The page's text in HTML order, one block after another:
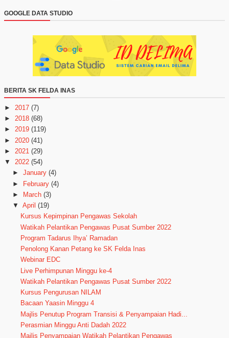
GOOGLE DATA STUDIO
BERITA SK FELDA INAS
► 2017 (7)
► 2018 (68)
► 2019 (119)
► 2020 (41)
► 2021 (29)
▼
2022 (54)
► January (4)
► February (4)
►
March (3)
▼
April (19)
Kursus Kepimpinan Pengawas Sekolah
Watikah Pelantikan Pengawas Pusat Sumber 2022
Program Tadarus Ihya’ Ramadan
Penolong Kanan Petang ke SK Felda Inas
Webinar EDC
Live Perhimpunan Minggu ke-4
Watikah Pelantikan Pengawas Pusat Sumber 2022
Kursus Pengurusan NILAM
Bacaan Yaasin Minggu 4
Majlis Penutup Program Transisi & Penyampaian Hadi...
Perasmian Minggu Anti Dadah 2022
Majlis Penyampaian Watikah Pelantikan Pengawas